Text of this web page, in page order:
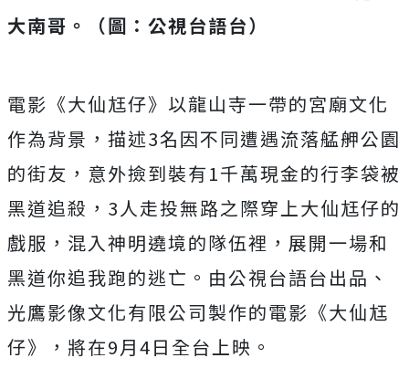
大南哥。（圖：公視台語台）
電影《大仙尪仔》以龍山寺一帶的宮廟文化
作為背景， 描述3名因不同遭遇流落艋舺公園
的街友， 意外撿到裝有1千萬現金的行李袋被
黑道追殺， 3人走投無路之際穿上大仙尪仔的
戲服，混入神明遶境的隊伍裡， 展開一場和
黑道你追我跑的逃亡。由公視台語台出品、
光鷹影像文化有限公司製作的電影《大仙尪
仔》， 將在9月4日全台上映。